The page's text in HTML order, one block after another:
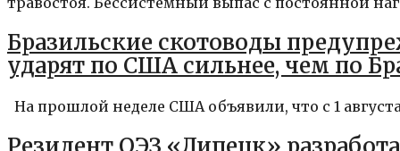
Бразильские скотоводы
ударят по США сильнее, чем по
На прошлой неделе США объявили, что с 1